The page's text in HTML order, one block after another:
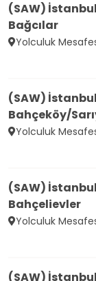
(SAW)
Bağcılar
Yolculuk
(SAW)
Bahçeköy/
Yolculuk
(SAW)
Bahçelievler
Yolculuk
(SAW)